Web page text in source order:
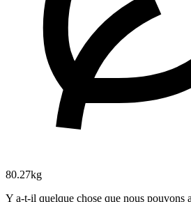
80.27kg
Y a-t-il quelque chose que nous pouvons